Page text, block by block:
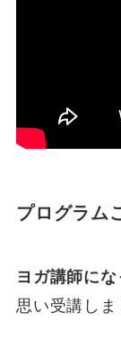
プログラム
ヨガ講師に
思い受講しま